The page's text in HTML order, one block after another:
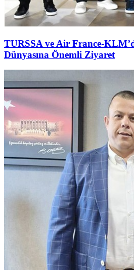
TURSSA ve Air France-
Dünyasına Önemli Ziyaret